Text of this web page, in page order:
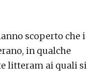
scoperto che i
in qualche
litteram ai quali si